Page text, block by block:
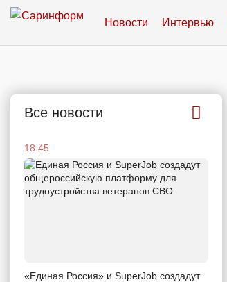
Новости Интервью
Все новости
18:45
«Единая Россия» и SuperJob создадут